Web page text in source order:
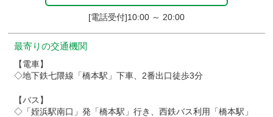
[電話受付]10:00 ～ 20:00
最寄りの交通機関
【電車】
◇地下鉄七隈線「橋本駅」下車、2番出口徒歩3分
【バス】
◇「姪浜駅南口」発「橋本駅」行き、西鉄バス利用「橋本駅」